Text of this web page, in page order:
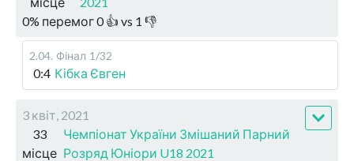
0% перемог0👍 vs 1 👎
2.04. Фінал 1/32
0:4 Кібка Євген
3 квіт, 2021
33
місце
Чемпіонат України Змішаний Парний
Розряд Юніори U18 2021